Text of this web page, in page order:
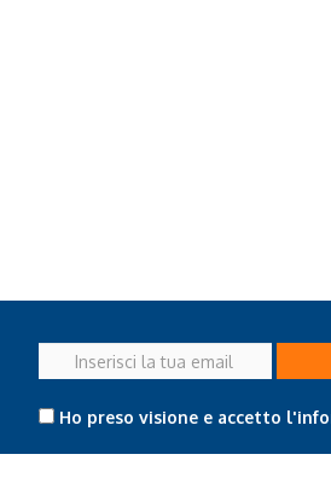
Inserisci
la
emailHo preso visione e accetto